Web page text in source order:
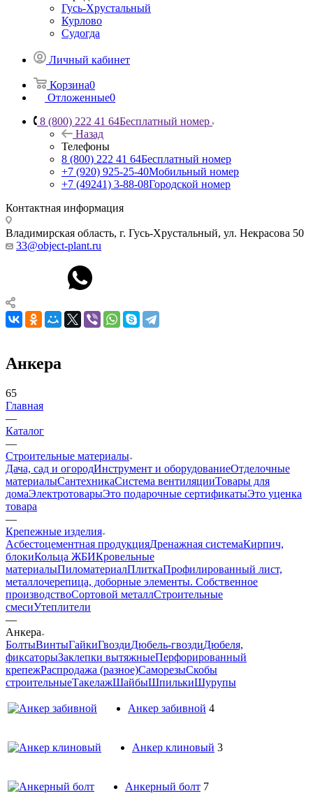
Гусь-Хрустальный
Курлово
Судогда
Личный кабинет
Корзина0
Отложенные0
8 (800) 222 41 64Бесплатный номер
Назад
Телефоны
8 (800) 222 41 64Бесплатный номер
+7 (920) 925-25-40Мобильный номер
+7 (49241) 3-88-08Городской номер
Контактная информация
Владимирская область, г. Гусь-Хрустальный, ул. Некрасова 50
33@object-plant.ru
Анкера
65
Главная
—
Каталог
—
Строительные материалы
Дача, сад и огородИнструмент и оборудованиеОтделочные
материалыСантехникаСистема вентиляцииТовары для
домаЭлектротоварыЭто подарочные сертификатыЭто уценка
товара
—
Крепежные изделия
Асбестоцементная продукцияДренажная системаКирпич,
блокиКольца ЖБИКровельные
материалыПиломатериалПлиткаПрофилированный лист,
металлочерепица, доборные элементы. Собственное
производствоСортовой металлСтроительные
смесиУтеплители
—
Анкера
БолтыВинтыГайкиГвоздиДюбель-гвоздиДюбеля,
фиксаторыЗаклепки вытяжныеПерфорированный
крепежРаспродажа (разное)СаморезыСкобы
строительныеТакелажШайбыШпилькиШурупы
Анкер забивной 4
Анкер клиновый 3
Анкерный болт 7